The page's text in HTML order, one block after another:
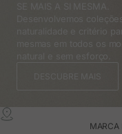
SE MAIS A SI MESMA.
Desenvolvemos
naturalidade e critério
mesmas em todos os
natural e sem esforço.
DESCUBRE MAIS
MARCA